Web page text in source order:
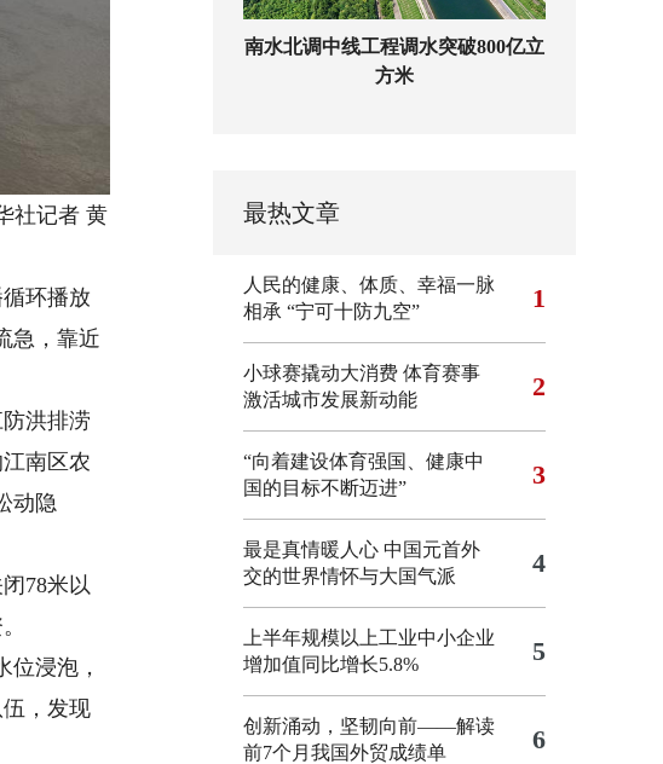
社记者 黄
环播放
急，靠近
洪排涝
南区农
动隐
78米以
浸泡，
，发现
南水北调中线工程调水突破800亿立
方米
最热文章
人民的健康、体质、幸福一脉
相承 “宁可十防九空” 1
小球赛撬动大消费 体育赛事
激活城市发展新动能
2
“向着建设体育强国、健康中
国的目标不断迈进”
3
最是真情暖人心 中国元首外
交的世界情怀与大国气派
4
上半年规模以上工业中小企业
增加值同比增长5.8%
5
创新涌动，坚韧向前——解读
前7个月我国外贸成绩单
6